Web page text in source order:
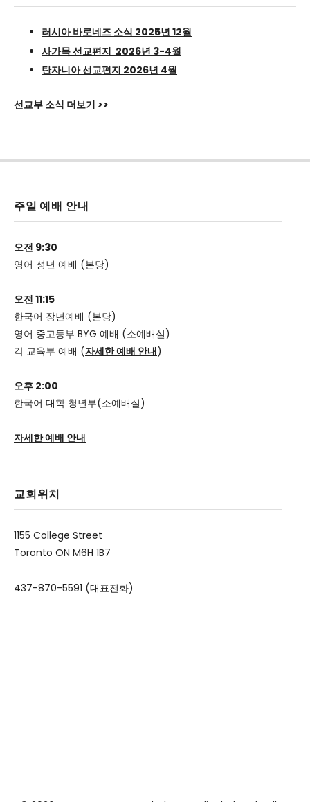
러시아 바로네즈 소식 2025년 12월
사가목 선교편지 2026년 3-4월
탄자니아 선교편지 2026년 4월
선교부 소식 더보기 >>
주일 예배 안내
오전 9:30
영어 성년 예배 (본당)
오전 11:15
한국어 장년예배 (본당)
영어 중고등부 BYG 예배 (소예배실)
각 교육부 예배 (자세한 예배 안내)
오후 2:00
한국어 대학 청년부(소예배실)
자세한 예배 안내
교회위치
1155 College Street
Toronto ON M6H 1B7
437-870-5591 (대표전화)